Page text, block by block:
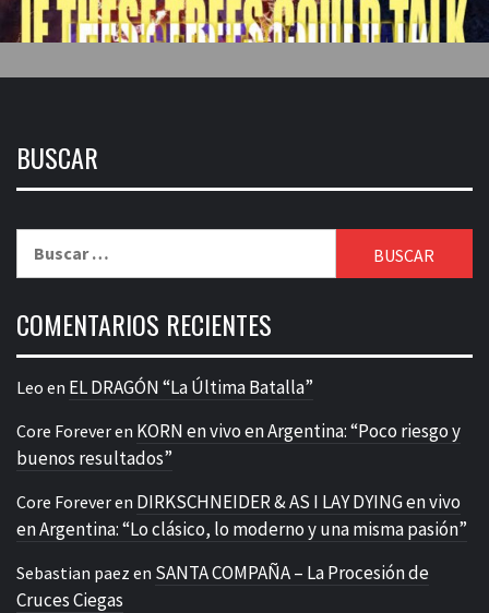
BUSCAR
COMENTARIOS RECIENTES
Leo en EL DRAGÓN “La Última Batalla”
Core Foreveren KORN en vivo en Argentina: “Poco riesgo y
buenos resultados”
Core Foreveren DIRKSCHNEIDER & AS I LAY DYING en vivo
en Argentina: “Lo clásico, lo moderno y una misma pasión”
Sebastian paez en SANTA COMPAÑA – La Procesión de
Cruces Ciegas